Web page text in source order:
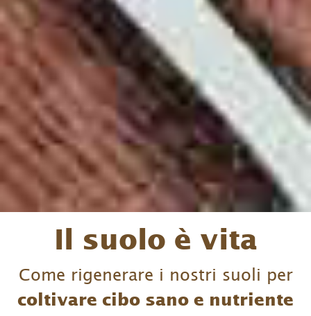
Il suolo è vita
Come rigenerare i nostri suoli per
coltivare cibo sano e nutriente